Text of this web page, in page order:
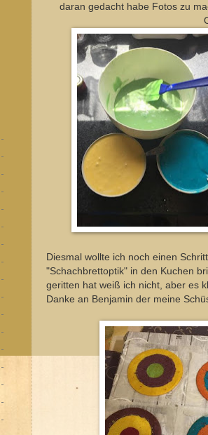
daran gedacht habe Fotos zu
Diesmal wollte ich noch einen
"Schachbrettoptik" in den Kuchen
geritten hat weiß ich nicht, aber es
Danke an Benjamin der meine